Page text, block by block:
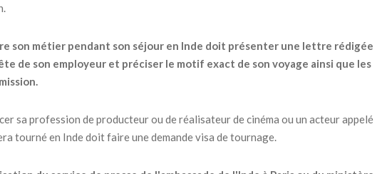
son métier pendant son séjour en Inde doit présenter une lettre rédigée
de son employeur et préciser le motif exact de son voyage ainsi que les
sa profession de producteur ou de réalisateur de cinéma ou un acteur appelé
tourné en Inde doit faire une demande visa de tournage.